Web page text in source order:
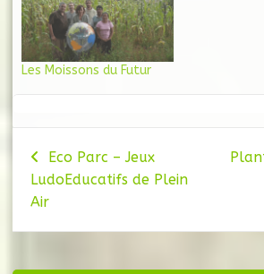
Les Moissons du Futur
Navigation
de
Eco Parc – Jeux
LudoEducatifs de Plein
Air